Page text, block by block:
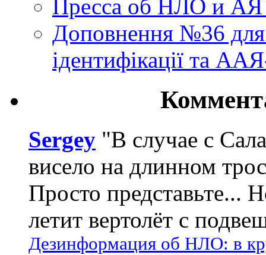
Пресса об НЛО и
Доповнення №36
ідентифікації та
Sergey "В случае с
висело на длинном
Просто представьте...
летит вертолёт с
Дезинформация об НЛО: в